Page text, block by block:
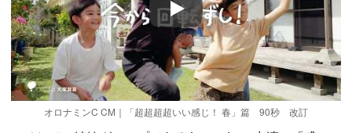
Play
オロナミンC CM｜「超超超超いい感じ！ 春」篇 90秒 改訂